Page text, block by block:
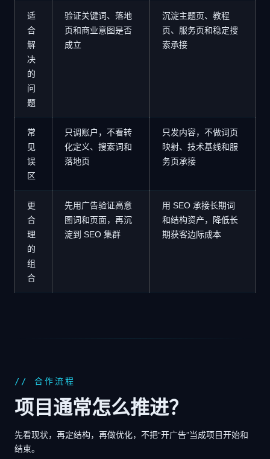
适
合
解
决
的
问
题
验证关键词、落地
页和商业意图是否
成立
沉淀主题页、教程
页、服务页和稳定搜
索承接
常
见
误
区
只调账户，不看转
化定义、搜索词和
落地页
只发内容，不做词页
映射、技术基线和服
务页承接
更
合
理
的
组
合
先用广告验证高意
图词和页面，再沉
淀到 SEO 集群
用 SEO 承接长期词
和结构资产，降低长
期获客边际成本
// 合作流程
项目通常怎么推进？
先看现状，再定结构，再做优化，不把“开广告”当成项目开始和
结束。